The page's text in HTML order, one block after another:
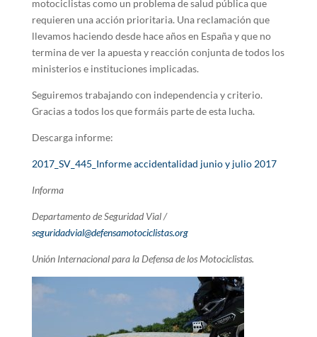
motociclistas como un problema de salud pública que
requieren una acción prioritaria. Una reclamación que
llevamos haciendo desde hace años en España y que no
termina de ver la apuesta y reacción conjunta de todos los
ministerios e instituciones implicadas.
Seguiremos trabajando con independencia y criterio.
Gracias a todos los que formáis parte de esta lucha.
Descarga informe:
2017_SV_445_Informe accidentalidad junio y julio 2017
Informa
Departamento de Seguridad Vial /
seguridadvial@defensamotociclistas.org
Unión Internacional para la Defensa de los Motociclistas.